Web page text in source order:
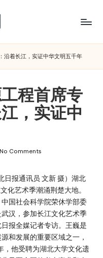
沿着长江，实证中华文明五千年
程首席专
，实证中
No Comments
日报通讯员 文新 摄）湖北
化艺术季潮涌荆楚大地。
国社会科学院荣休学部委
汉，参加长江文化艺术季
报全媒记者专访。王巍是
和发展的重要区域之一，
，他受聘为湖北大学文化遗